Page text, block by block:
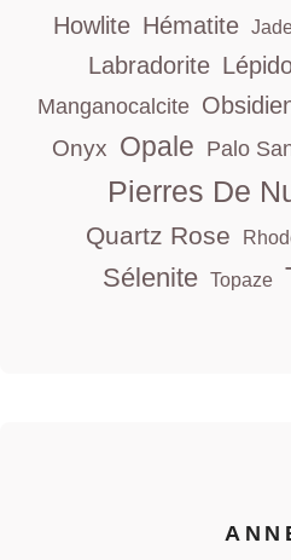
Howlite Hématite
Labradorite
Manganocalcite
Onyx Opale Palo
Pierres De
Quartz Rose
Sélenite Topaze